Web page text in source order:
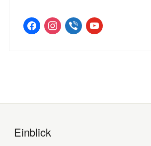
facebookinstagramviber youtube
Einblick